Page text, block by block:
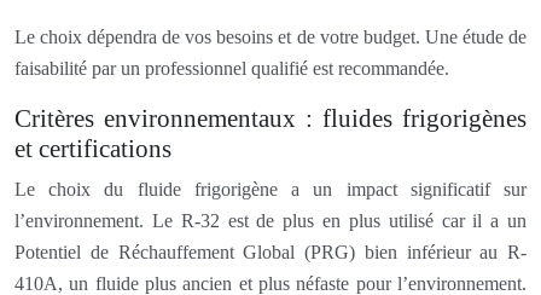
Le choix dépendra de vos besoins et de votre budget. Une étude de
faisabilité par un professionnel qualifié est recommandée.
Critères environnementaux : fluides frigorigènes
et certifications
Le choix du fluide frigorigène a un impact significatif sur
l’environnement. Le R-32 est de plus en plus utilisé car il a un
Potentiel de Réchauffement Global (PRG) bien inférieur au R-
410A, un fluide plus ancien et plus néfaste pour l’environnement.